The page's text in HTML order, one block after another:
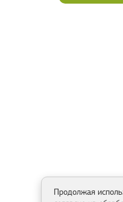
Продолжая